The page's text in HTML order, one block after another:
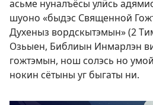
асьме нуналъёсы улӥсь
шуоно «быдэс Священной
Духеныз вордскытэмын» (2
Озьыен, Библиын Инмарлэн
гожтэмын, нош солэсь но
нокин сётыны уг быгаты ни.